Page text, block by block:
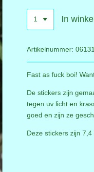
In
Artikelnummer: 06131
Fast as fuck boi!
De stickers zijn
tegen uv licht en
goed en zijn ze
Deze stickers zijn 7,4